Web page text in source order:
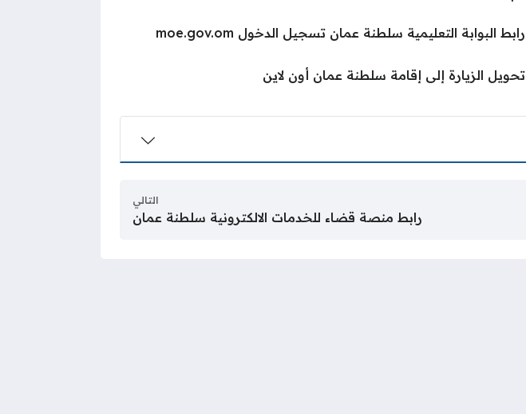
رابط البوابة التعليمية سلطنة عمان تسجيل الدخول moe.gov.om
تحويل الزيارة إلى إقامة سلطنة عمان أون لاين
التالي
رابط منصة قضاء للخدمات الالكترونية سلطنة عمان